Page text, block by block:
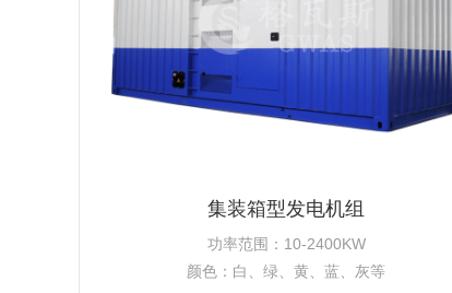
集装箱型发电机组
功率范围：10-2400KW
颜色：白、绿、黄、蓝、灰等